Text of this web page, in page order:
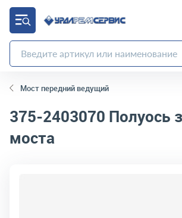
Мост передний ведущий
375-2403070 Полуось
моста